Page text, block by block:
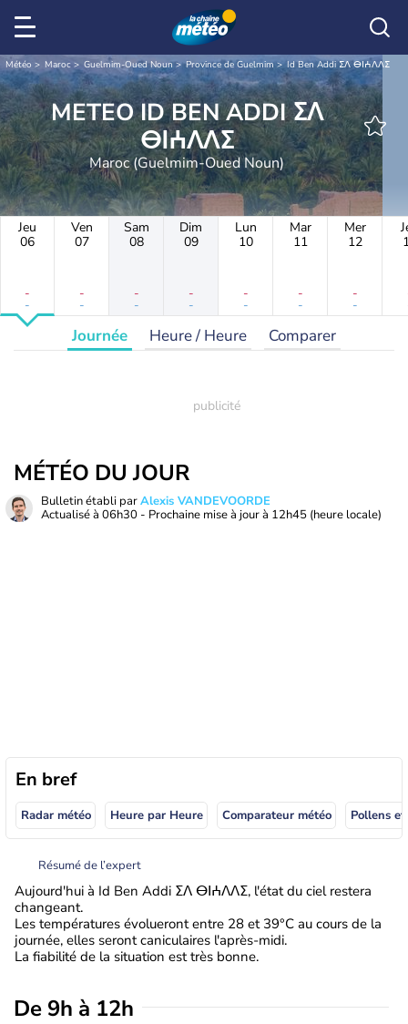
Météo Maroc Guelmim-Oued Noun Province de Guelmim Id Ben Addi ⵉⴷ ⴱⵏⵄⴷⴷⵉ
METEO ID BEN ADDI ⵉⴷ
ⴱⵏⵄⴷⴷⵉ
Maroc (Guelmim-Oued Noun)
Jeu
06
-
-
Ven
07
-
-
Sam
08
-
-
Dim
09
-
-
Lun
10
-
-
Mar
11
-
-
Mer
12
-
-
Journée Heure / Heure Comparer
MÉTÉO DU JOUR
Bulletin établi parAlexis VANDEVOORDE
Actualisé à 06h30 - Prochaine mise à jour à 12h45 (heure locale)
En bref
Radar météo Heure par Heure Comparateur météo Pollens
Résumé de l’expert
Aujourd'hui à Id Ben Addi ⵉⴷ ⴱⵏⵄⴷⴷⵉ, l'état du ciel restera
changeant.
Les températures évolueront entre 28 et 39°C au cours de la
journée, elles seront caniculaires l'après-midi.
La fiabilité de la situation est très bonne.
De 9h à 12h